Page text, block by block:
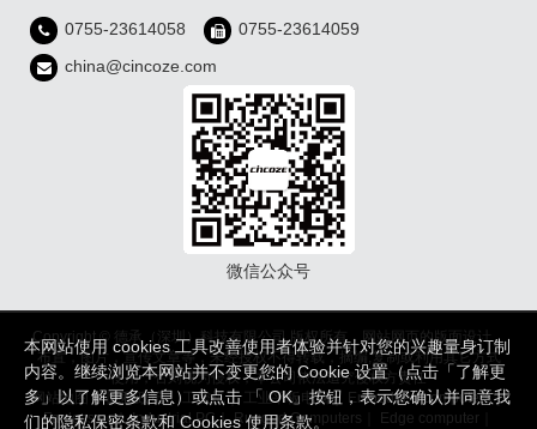
本网站使用 cookies 工具改善使用者体验并针对您的兴趣量身订制
内容。继续浏览本网站并不变更您的 Cookie 设置（点击「了解更
多」以了解更多信息）或点击 「 OK」按钮，表示您确认并同意我
们的隐私保密条款和 Cookies 使用条款。
0755-23614058
0755-23614059
china@cincoze.com
微信公众号
Copyright © 德承（深圳）科技有限公司 版权所有，网站网页的版面设计，
布置，图片，宣传文章等，未经授权不得转载，摘编,复制或利用其它方式
使用，否则视为侵权，本公司依法追究侵权方责任
网站地图 ｜隐私政策｜ 工控机｜ 工业平板电脑｜ Embedded computers｜
Fanless pc｜Industrial PC｜Rugged Computers Edge computer